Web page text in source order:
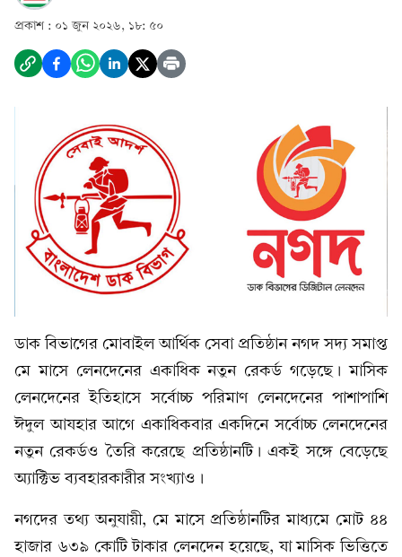
প্রকাশ : ০১ জুন ২০২৬, ১৮: ৫০
ডাক বিভাগের মোবাইল আর্থিক সেবা প্রতিষ্ঠান নগদ সদ্য সমাপ্ত
মে মাসে লেনদেনের একাধিক নতুন রেকর্ড গড়েছে। মাসিক
লেনদেনের ইতিহাসে সর্বোচ্চ পরিমাণ লেনদেনের পাশাপাশি
ঈদুল আযহার আগে একাধিকবার একদিনে সর্বোচ্চ লেনদেনের
নতুন রেকর্ডও তৈরি করেছে প্রতিষ্ঠানটি। একই সঙ্গে বেড়েছে
অ্যাক্টিভ ব্যবহারকারীর সংখ্যাও।
নগদের তথ্য অনুযায়ী, মে মাসে প্রতিষ্ঠানটির মাধ্যমে মোট ৪৪
হাজার ৬৩৯ কোটি টাকার লেনদেন হয়েছে, যা মাসিক ভিত্তিতে